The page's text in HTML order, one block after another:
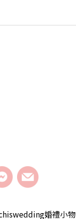
婚禮小物